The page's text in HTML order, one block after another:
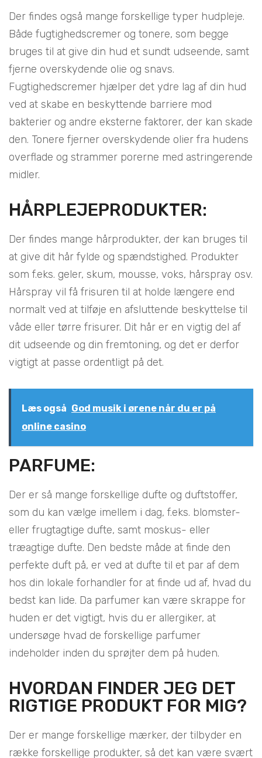
Der findes også mange forskellige typer hudpleje.
Både fugtighedscremer og tonere, som begge
bruges til at give din hud et sundt udseende, samt
fjerne overskydende olie og snavs.
Fugtighedscremer hjælper det ydre lag af din hud
ved at skabe en beskyttende barriere mod
bakterier og andre eksterne faktorer, der kan skade
den. Tonere fjerner overskydende olier fra hudens
overflade og strammer porerne med astringerende
midler.
HÅRPLEJEPRODUKTER:
Der findes mange hårprodukter, der kan bruges til
at give dit hår fylde og spændstighed. Produkter
som f.eks. geler, skum, mousse, voks, hårspray osv.
Hårspray vil få frisuren til at holde længere end
normalt ved at tilføje en afsluttende beskyttelse til
våde eller tørre frisurer. Dit hår er en vigtig del af
dit udseende og din fremtoning, og det er derfor
vigtigt at passe ordentligt på det.
Læs også God musik i ørene når du er på
online casino
PARFUME:
Der er så mange forskellige dufte og duftstoffer,
som du kan vælge imellem i dag, f.eks. blomster-
eller frugtagtige dufte, samt moskus- eller
træagtige dufte. Den bedste måde at finde den
perfekte duft på, er ved at dufte til et par af dem
hos din lokale forhandler for at finde ud af, hvad du
bedst kan lide. Da parfumer kan være skrappe for
huden er det vigtigt, hvis du er allergiker, at
undersøge hvad de forskellige parfumer
indeholder inden du sprøjter dem på huden.
HVORDAN FINDER JEG DET
RIGTIGE PRODUKT FOR MIG?
Der er mange forskellige mærker, der tilbyder en
række forskellige produkter, så det kan være svært